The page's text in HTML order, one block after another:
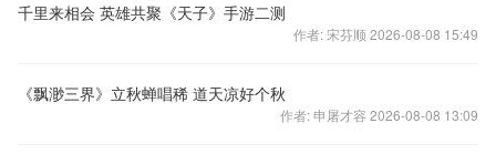
千里来相会 英雄共聚《天子》手游二测
作者: 宋芬顺 2026-08-08 15:49
《飘渺三界》立秋蝉唱稀 道天凉好个秋
作者: 申屠才容 2026-08-08 13:09